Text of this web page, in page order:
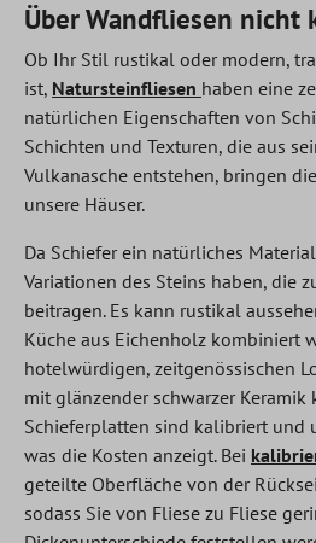
Über Wandfliesen nicht
Ob Ihr Stil rustikal oder modern,
ist, Natursteinfliesen haben eine
natürlichen Eigenschaften von
Schichten und Texturen, die aus
Vulkanasche entstehen, bringen
unsere Häuser.
Da Schiefer ein natürliches
Variationen des Steins haben, die
beitragen. Es kann rustikal
Küche aus Eichenholz kombiniert
hotelwürdigen, zeitgenössischen
mit glänzender schwarzer
Schieferplatten sind kalibriert und
was die Kosten anzeigt. Bei
geteilte Oberfläche von der
sodass Sie von Fliese zu Fliese